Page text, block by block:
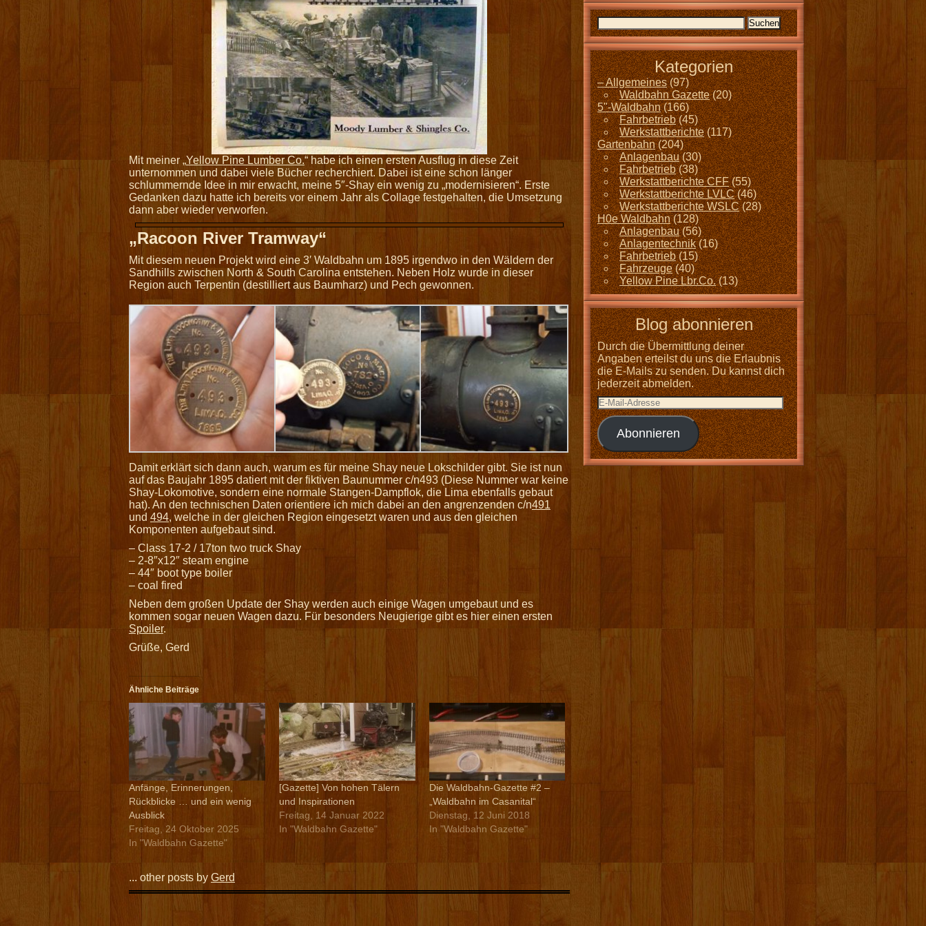
Mit meiner „Yellow Pine Lumber Co.“ habe ich einen ersten Ausflug in diese Zeit
unternommen und dabei viele Bücher recherchiert. Dabei ist eine schon länger
schlummernde Idee in mir erwacht, meine 5″-Shay ein wenig zu „modernisieren“. Erste
Gedanken dazu hatte ich bereits vor einem Jahr als Collage festgehalten, die Umsetzung
dann aber wieder verworfen.
„Racoon River Tramway“
Mit diesem neuen Projekt wird eine 3′ Waldbahn um 1895 irgendwo in den Wäldern der
Sandhills zwischen North & South Carolina entstehen. Neben Holz wurde in dieser
Region auch Terpentin (destilliert aus Baumharz) und Pech gewonnen.
Damit erklärt sich dann auch, warum es für meine Shay neue Lokschilder gibt. Sie ist nun
auf das Baujahr 1895 datiert mit der fiktiven Baunummer c/n493 (Diese Nummer war keine
Shay-Lokomotive, sondern eine normale Stangen-Dampflok, die Lima ebenfalls gebaut
hat). An den technischen Daten orientiere ich mich dabei an den angrenzenden c/n491
und 494, welche in der gleichen Region eingesetzt waren und aus den gleichen
Komponenten aufgebaut sind.
– Class 17-2 / 17ton two truck Shay
– 2-8″x12″ steam engine
– 44″ boot type boiler
– coal fired
Neben dem großen Update der Shay werden auch einige Wagen umgebaut und es
kommen sogar neuen Wagen dazu. Für besonders Neugierige gibt es hier einen ersten
Spoiler.
Grüße, Gerd
Ähnliche Beiträge
Anfänge, Erinnerungen,
Rückblicke … und ein wenig
Ausblick
Freitag, 24 Oktober 2025
In "Waldbahn Gazette"
[Gazette] Von hohen Tälern
und Inspirationen
Freitag, 14 Januar 2022
In "Waldbahn Gazette"
Die Waldbahn-Gazette #2 –
„Waldbahn im Casanital“
Dienstag, 12 Juni 2018
In "Waldbahn Gazette"
... other posts by Gerd
Kategorien
– Allgemeines(97)
Waldbahn Gazette(20)
5"-Waldbahn(166)
Fahrbetrieb(45)
Werkstattberichte(117)
Gartenbahn(204)
Anlagenbau(30)
Fahrbetrieb(38)
Werkstattberichte CFF(55)
Werkstattberichte LVLC(46)
Werkstattberichte WSLC(28)
H0e Waldbahn(128)
Anlagenbau(56)
Anlagentechnik(16)
Fahrbetrieb(15)
Fahrzeuge(40)
Yellow Pine Lbr.Co.(13)
Blog abonnieren
Durch die Übermittlung deiner
Angaben erteilst du uns die Erlaubnis
die E-Mails zu senden. Du kannst dich
jederzeit abmelden.
Abonnieren